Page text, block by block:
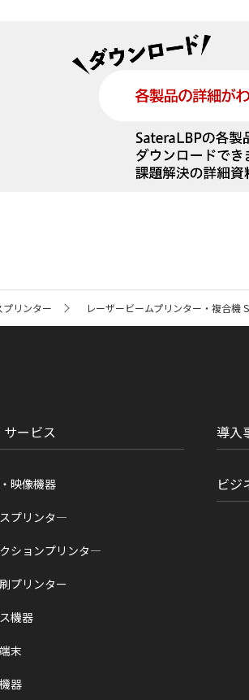
プリンター レーザービームプリンター・複合機
サービス
映像機器
プリンタ―
ションプリンタ―
プリンター
機器
末
器
導入
ビジ